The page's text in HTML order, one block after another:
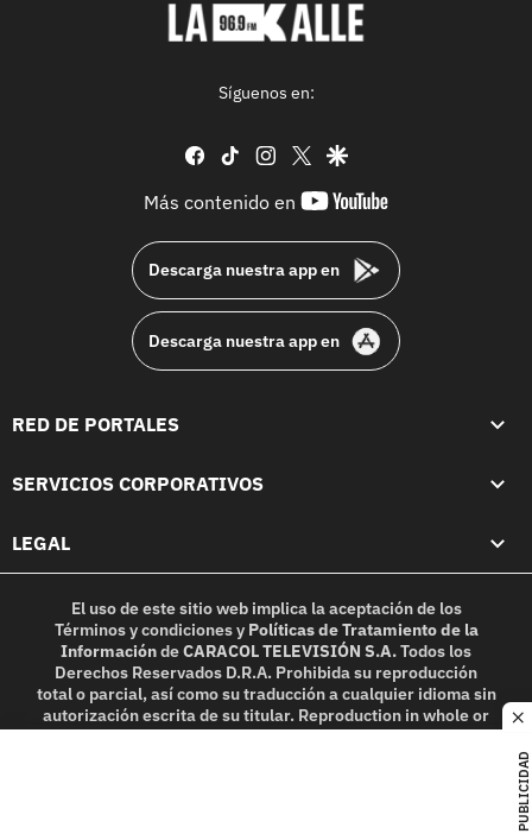
PUBLICIDAD
Síguenos en:
facebook
tiktok instagram
twittergoogle
Más contenido en
youtube-
Descarga nuestra app en
Descarga nuestra app en
RED DE PORTALES
SERVICIOS CORPORATIVOS
LEGAL
El uso de este sitio web implica la aceptación de los
Términos y condicionesy Políticas de Tratamiento de la
InformacióndeCARACOL TELEVISIÓN S.A.Todos los
Derechos Reservados D.R.A. Prohibida su reproducción
total o parcial, así como su traducción a cualquier idioma sin
autorización escrita de su titular. Reproduction in whole or